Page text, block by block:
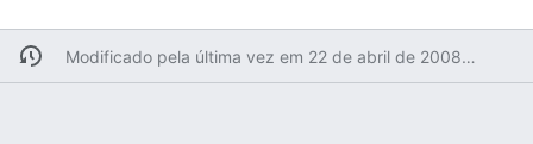
Modificado pela última vez em 22 de abril de 2008 às 10h23min